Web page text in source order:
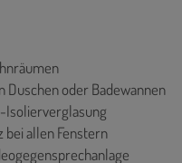
Duschen oder Badewannen
Isolierverglasung
allen Fenstern